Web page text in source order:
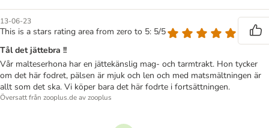
13-06-23
This is a stars rating area from zero to 5: 5/5
Tål det jättebra !!
Vår malteserhona har en jättekänslig mag- och tarmtrakt. Hon tycker
om det här fodret, pälsen är mjuk och len och med matsmältningen är
allt som det ska. Vi köper bara det här fodrte i fortsättningen.
Översatt från zooplus.de av zooplus